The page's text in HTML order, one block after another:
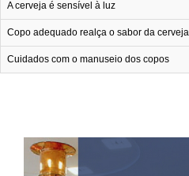
Título
A cerveja é sensível à luz
Copo adequado realça o sabor da cerveja
Cuidados com o manuseio dos copos